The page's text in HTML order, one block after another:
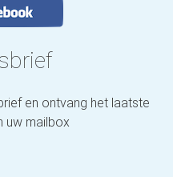
en ontvang het laatste
uw mailbox